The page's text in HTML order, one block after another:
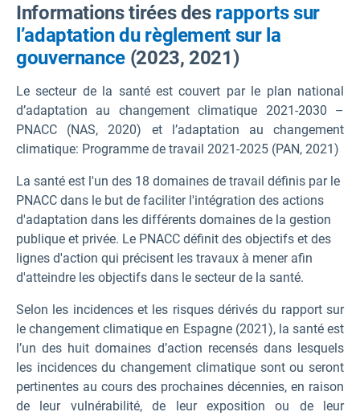
Informations tirées des rapports sur
l’adaptation du règlement sur la
gouvernance (2023, 2021)
Le secteur de la santé est couvert par le plan national
d’adaptation au changement climatique 2021-2030 –
PNACC (NAS, 2020) et l’adaptation au changement
climatique: Programme de travail 2021-2025 (PAN, 2021)
La santé est l'un des 18 domaines de travail définis par le
PNACC dans le but de faciliter l'intégration des actions
d'adaptation dans les différents domaines de la gestion
publique et privée. Le PNACC définit des objectifs et des
lignes d'action qui précisent les travaux à mener afin
d'atteindre les objectifs dans le secteur de la santé.
Selon les incidences et les risques dérivés du rapport sur
le changement climatique en Espagne (2021), la santé est
l’un des huit domaines d’action recensés dans lesquels
les incidences du changement climatique sont ou seront
pertinentes au cours des prochaines décennies, en raison
de leur vulnérabilité, de leur exposition ou de leur